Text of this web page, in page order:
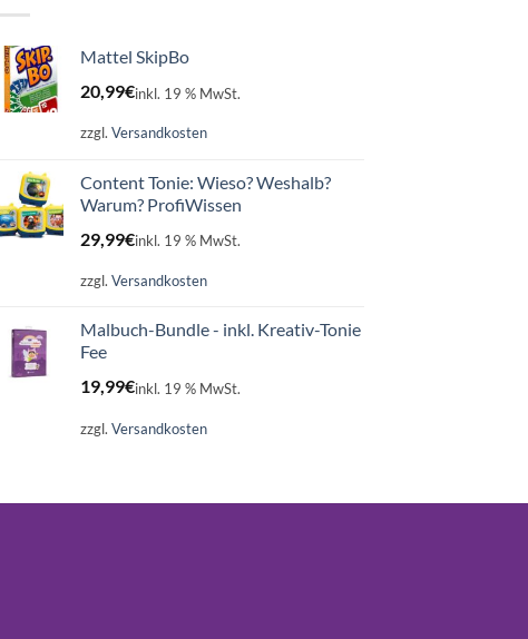
Mattel SkipBo
20,99€inkl. 19 % MwSt.
zzgl. Versandkosten
Content Tonie: Wieso? Weshalb?
Warum? ProfiWissen
29,99€inkl. 19 % MwSt.
zzgl. Versandkosten
Malbuch-Bundle - inkl. Kreativ-Tonie
Fee
19,99€inkl. 19 % MwSt.
zzgl. Versandkosten